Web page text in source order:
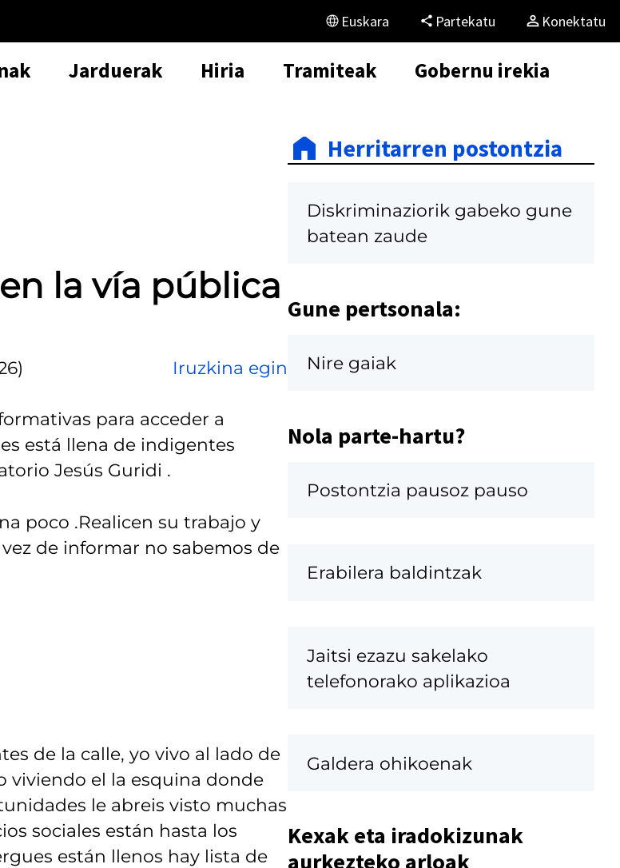
Euskara Partekatu Konektatu
Jarduerak Hiria Tramiteak Gobernu irekia
la vía pública
Iruzkina egin
para acceder a
está llena de indigentes
Jesús Guridi .
poco .Realicen su trabajo y
de informar no sabemos de
de la calle, yo vivo al lado de
viviendo el la esquina donde
le abreis visto muchas
sociales están hasta los
están llenos hay lista de
Herritarren postontzia
Diskriminaziorik gabeko gune
batean zaude
Gune pertsonala:
Nire gaiak
Nola parte-hartu?
Postontzia pausoz pauso
Erabilera baldintzak
Jaitsi ezazu sakelako
telefonorako aplikazioa
Galdera ohikoenak
Kexak eta iradokizunak
aurkezteko arloak